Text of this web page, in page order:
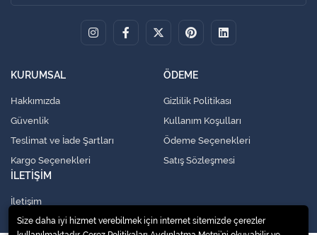
KURUMSAL
Hakkımızda
Güvenlik
Teslimat ve İade Şartları
Kargo Seçenekleri
ÖDEME
Gizlilik Politikası
Kullanım Koşulları
Ödeme Seçenekleri
Satış Sözleşmesi
İLETİŞİM
İletişim
Size daha iyi hizmet verebilmek için internet sitemizde çerezler